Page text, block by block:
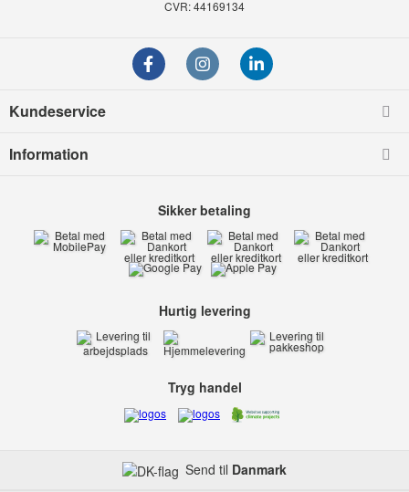
CVR: 44169134
Kundeservice
Information
Send til Danmark
Sikker betaling
Hurtig levering
Tryg handel